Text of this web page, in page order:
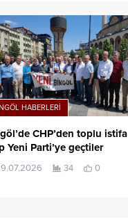
HABERLERI
CHP’den toplu istifa
Yeni Parti’ye geçtiler
34 0